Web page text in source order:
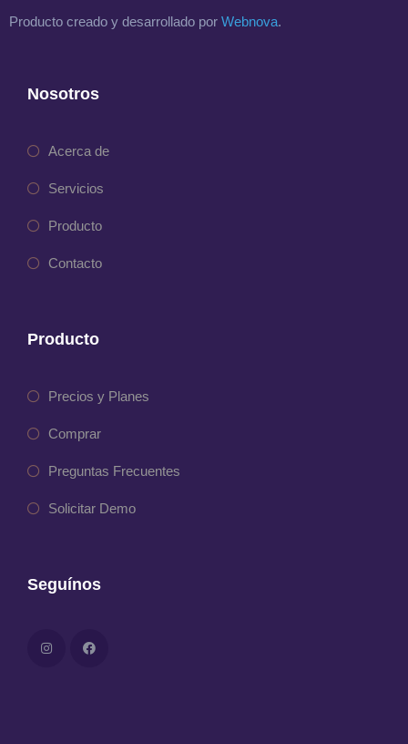
Producto creado y desarrollado por Webnova.
Nosotros
Acerca de
Servicios
Producto
Contacto
Producto
Precios y Planes
Comprar
Preguntas Frecuentes
Solicitar Demo
Seguínos